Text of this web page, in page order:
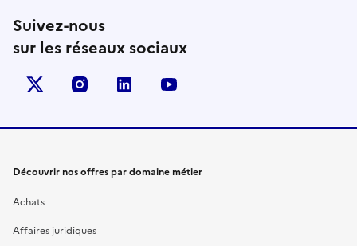
Suivez-nous
sur les réseaux sociaux
X (anciennement Twitter)
instagramlinkedin
Découvrir nos offres par domaine métier
Achats
Affaires juridiques